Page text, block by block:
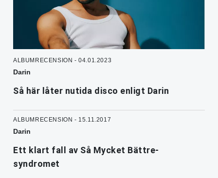
ALBUMRECENSION - 04.01.2023
Darin
Så här låter nutida disco enligt Darin
ALBUMRECENSION - 15.11.2017
Darin
Ett klart fall av Så Mycket Bättre-
syndromet